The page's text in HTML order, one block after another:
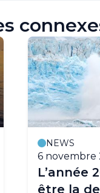
NEWS
6 novembre
L’année
être la